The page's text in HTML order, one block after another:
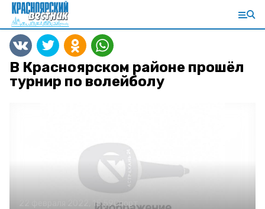
В Красноярском районе прошёл
турнир по волейболу
22 февраля 2022, 15:59Спорт